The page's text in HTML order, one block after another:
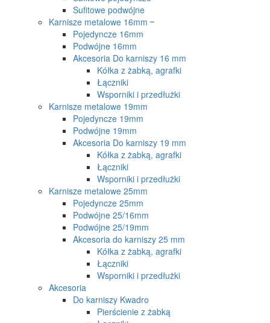
Sufitowe podwójne
Karnisze metalowe 16mm
Pojedyncze 16mm
Podwójne 16mm
Akcesoria Do karniszy 16 mm
Kółka z żabką, agrafki
Łączniki
Wsporniki i przedłużki
Karnisze metalowe 19mm
Pojedyncze 19mm
Podwójne 19mm
Akcesoria Do karniszy 19 mm
Kółka z żabką, agrafki
Łączniki
Wsporniki i przedłużki
Karnisze metalowe 25mm
Pojedyncze 25mm
Podwójne 25/16mm
Podwójne 25/19mm
Akcesoria do karniszy 25 mm
Kółka z żabką, agrafki
Łączniki
Wsporniki i przedłużki
Akcesoria
Do karniszy Kwadro
Pierścienie z żabką